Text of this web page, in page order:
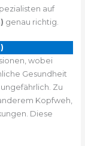
auf
genau richtig.
wobei
Gesundheit
Zu
Kopfweh,
Diese